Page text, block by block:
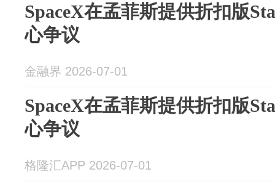
SpaceX在孟菲斯提供折扣版
心争议
金融界 2026-07-01
SpaceX在孟菲斯提供折扣版
心争议
格隆汇APP 2026-07-01